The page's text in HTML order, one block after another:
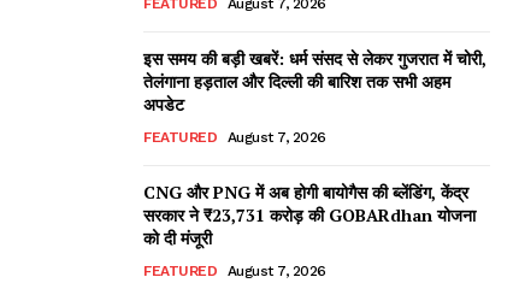
इस समय की बड़ी खबरें: धर्म संसद से लेकर गुजरात में चोरी,
तेलंगाना हड़ताल और दिल्ली की बारिश तक सभी अहम
अपडेट
FEATURED August 7, 2026
CNG और PNG में अब होगी बायोगैस की ब्लेंडिंग, केंद्र
सरकार ने ₹23,731 करोड़ की GOBARdhan योजना
को दी मंजूरी
FEATURED August 7, 2026